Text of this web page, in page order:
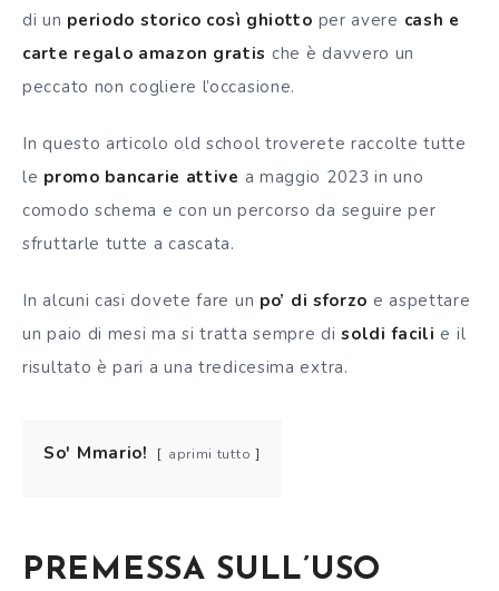
di un periodo storico così ghiotto per avere cash e
carte regalo amazon gratis che è davvero un
peccato non cogliere l’occasione.
In questo articolo old school troverete raccolte tutte
le promo bancarie attive a maggio 2023 in uno
comodo schema e con un percorso da seguire per
sfruttarle tutte a cascata.
In alcuni casi dovete fare un po’ di sforzo e aspettare
un paio di mesi ma si tratta sempre di soldi facili e il
risultato è pari a una tredicesima extra.
So' Mmario! aprimi tutto
PREMESSA SULL’USO